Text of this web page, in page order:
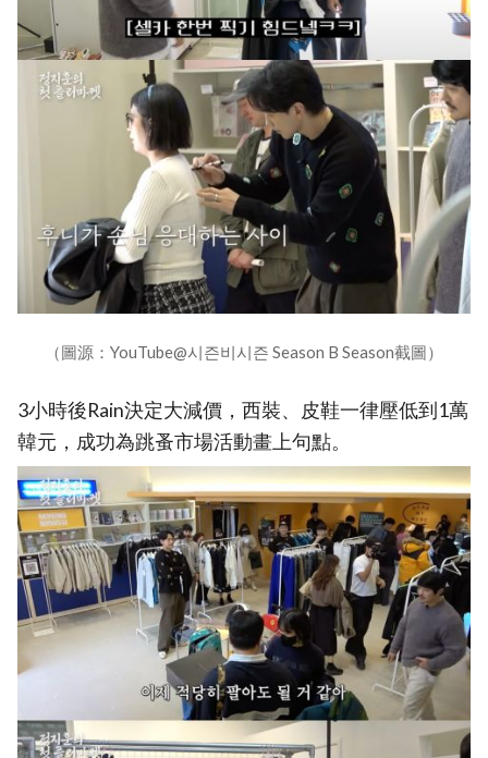
（圖源：YouTube@시즌비시즌 Season B Season截圖）
3小時後Rain決定大減價，西裝、皮鞋一律壓低到1萬
韓元，成功為跳蚤市場活動畫上句點。